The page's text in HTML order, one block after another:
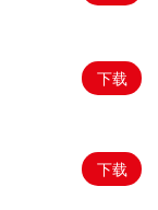
下载
下载